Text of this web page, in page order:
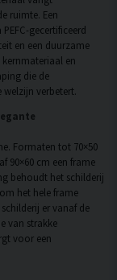
ruimte. Een
gecertificeerd
en een duurzame
en
die de
verbetert.
Formaten tot 70×50
90×60 cm een frame
behoudt het schilderij
het hele frame
er vanaf de
van strakke
voor een